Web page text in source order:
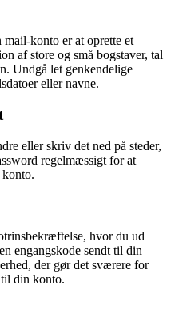
konto er at oprette et
af store og små bogstaver, tal
Undgå let genkendelige
eller navne.
eller skriv det ned på steder,
regelmæssigt for at
hvor du ud
engangskode sendt til din
der gør det sværere for
til din konto.